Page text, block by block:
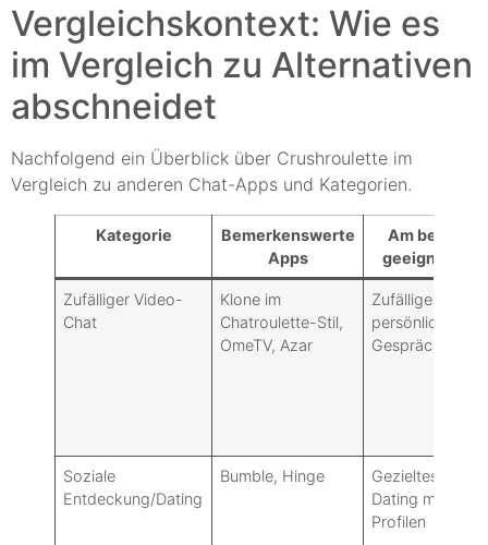
Vergleichskontext: Wie es
im Vergleich zu Alternativen
abschneidet
Nachfolgend ein Überblick über Crushroulette im
Vergleich zu anderen Chat-Apps und Kategorien.
Kategorie
Bemerkenswerte
Apps
Am besten
geeignet für
Zufälliger Video-
Chat
Klone im
Chatroulette-Stil,
OmeTV, Azar
Zufällige
persönliche
Gespräche
Soziale
Entdeckung/Dating
Bumble, Hinge
Gezieltes
Dating mit
Profilen